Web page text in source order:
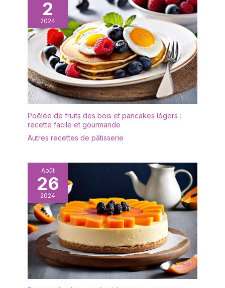
2
2024
Poêlée de fruits des bois et pancakes légers :
recette facile et gourmande
Autres recettes de pâtisserie
Août
26
2024